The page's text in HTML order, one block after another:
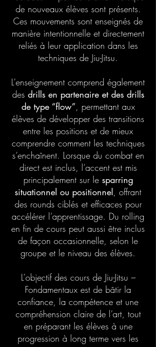
de nouveaux élèves sont présents.
Ces mouvements sont enseignés de
manière intentionnelle et directement
reliés à leur application dans les
techniques de Jiu-Jitsu.
L’enseignement comprend également
des drills en partenaire et des drills
de type “flow”, permettant aux
élèves de développer des transitions
entre les positions et de mieux
comprendre comment les techniques
s’enchaînent. Lorsque du combat en
direct est inclus, l’accent est mis
principalement sur le sparring
situationnel ou positionnel, offrant
des rounds ciblés et efficaces pour
accélérer l’apprentissage. Du rolling
en fin de cours peut aussi être inclus
de façon occasionnelle, selon le
groupe et le niveau des élèves.
L’objectif des cours de Jiu-Jitsu –
Fondamentaux est de bâtir la
confiance, la compétence et une
compréhension claire de l’art, tout
en préparant les élèves à une
progression à long terme vers les